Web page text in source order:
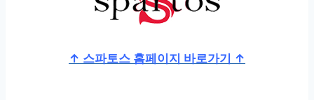
↑ 스파토스 홈페이지 바로가기 ↑